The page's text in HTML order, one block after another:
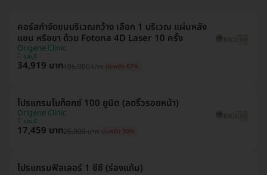
คอร์สกำจัดขนบริเวณกว้าง เลือก 1 บริเวณ แผ่นหลัง
แขน หรือขา ด้วย Fotona 4D Laser 10 ครั้ง
Origene Clinic
ชลบุรี
34,919 บาท105,000 บาท ประหยัด 67%
โปรแกรมโบท็อกซ์ 100 ยูนิต (ลดริ้วรอยหน้า)
Origene Clinic
ชลบุรี
17,459 บาท25,000 บาท ประหยัด 30%
โปรแกรมฟิลเลอร์ 1 ซีซี (ร่องแก้ม)